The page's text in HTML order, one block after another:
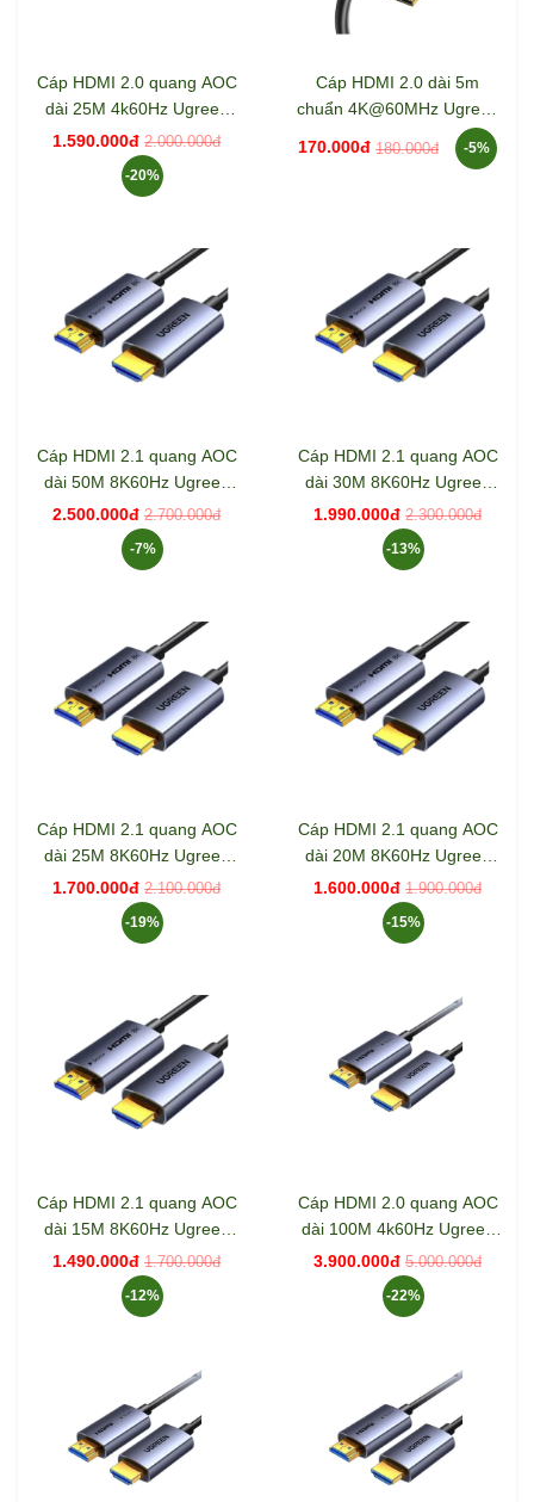
Cáp HDMI 2.0 quang AOC
dài 25M 4k60Hz Ugreen
45506 HD178
1.590.000đ 2.000.000đ
-20%
Cáp HDMI 2.0 dài 5m
chuẩn 4K@60MHz Ugreen
170.000đ 180.000đ -5%
Cáp HDMI 2.1 quang AOC
dài 50M 8K60Hz Ugreen
55510 HD183
2.500.000đ 2.700.000đ
-7%
Cáp HDMI 2.1 quang AOC
dài 30M 8K60Hz Ugreen
55508 HD183
1.990.000đ 2.300.000đ
-13%
Cáp HDMI 2.1 quang AOC
dài 25M 8K60Hz Ugreen
55507 HD183
1.700.000đ 2.100.000đ
-19%
Cáp HDMI 2.1 quang AOC
dài 20M 8K60Hz Ugreen
55506 HD183
1.600.000đ 1.900.000đ
-15%
Cáp HDMI 2.1 quang AOC
dài 15M 8K60Hz Ugreen
55505 HD183
1.490.000đ 1.700.000đ
-12%
Cáp HDMI 2.0 quang AOC
dài 100M 4k60Hz Ugreen
45512 HD178
3.900.000đ 5.000.000đ
-22%